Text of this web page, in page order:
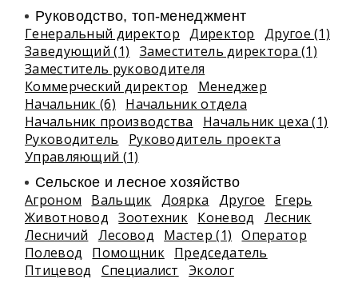
Руководство, топ-менеджмент
Генеральный директор Директор
Другое (1)
Заведующий (1)
Заместитель директора (1)
Заместитель руководителя
Коммерческий директор
Менеджер
Начальник (6)
Начальник отдела
Начальник производства
Начальник цеха (1)
Руководитель
Руководитель проекта
Управляющий (1)
Сельское и лесное хозяйство
Агроном Вальщик Доярка Другое
Егерь
Животновод
Зоотехник Коневод
Лесник
Лесничий
Лесовод Мастер (1)
Оператор
Полевод
Помощник Председатель
Птицевод
Специалист Эколог